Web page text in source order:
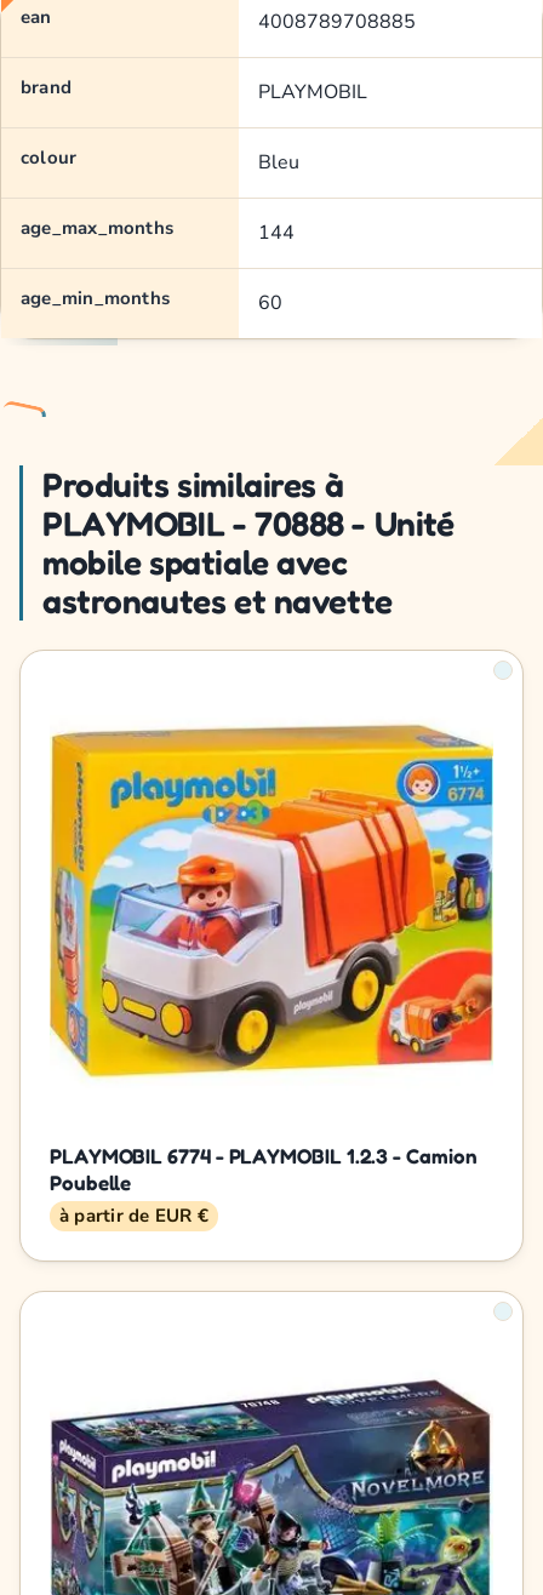
ean 4008789708885
brand PLAYMOBIL
colour Bleu
age_max_months 144
age_min_months 60
Produits similaires à
PLAYMOBIL - 70888 - Unité
mobile spatiale avec
astronautes et navette
PLAYMOBIL 6774 - PLAYMOBIL 1.2.3 - Camion
Poubelle
à partir de EUR €